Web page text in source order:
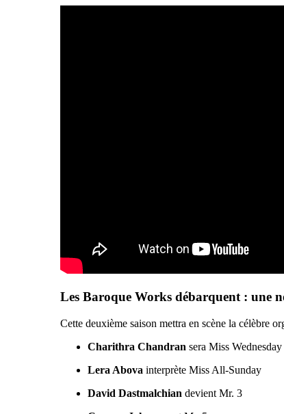
Les Baroque Works débarquent : une
Cette deuxième saison mettra en scène la célèbre
Charithra Chandran sera Miss Wednesday
Lera Abova interprète Miss All-Sunday
David Dastmalchian devient Mr. 3